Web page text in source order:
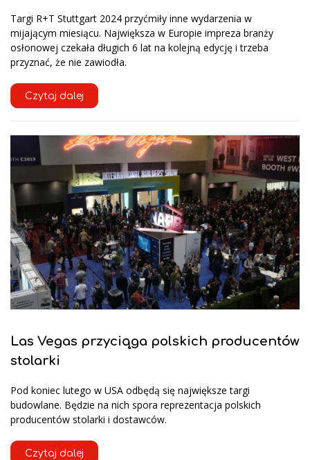
Targi R+T Stuttgart 2024 przyćmiły inne wydarzenia w
mijającym miesiącu. Największa w Europie impreza branży
osłonowej czekała długich 6 lat na kolejną edycję i trzeba
przyznać, że nie zawiodła.
Czytaj dalej
Las Vegas przyciąga polskich producentów
stolarki
Pod koniec lutego w USA odbędą się największe targi
budowlane. Będzie na nich spora reprezentacja polskich
producentów stolarki i dostawców.
Czytaj dalej